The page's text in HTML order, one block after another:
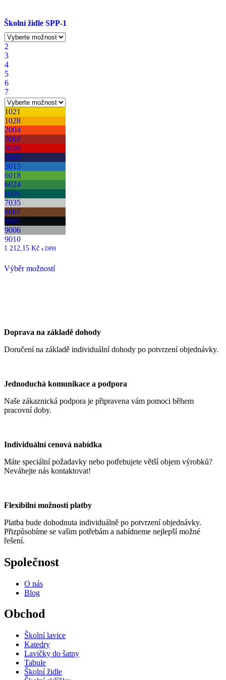
Školní židle SPP-1
2
3
4
5
6
7
1021
1028
2004
3002
3020
5002
5015
6018
6024
6026
7035
8007
9005
9006
9010
1 212,15 Kč s DPH
Výběr možností
na
produktu
Doprava na základě dohody
Doručení na základě individuální dohody po potvrzení objednávky.
Jednoduchá komunikace a podpora
Naše zákaznická podpora je připravena vám pomoci během
pracovní doby.
Individuální cenová nabídka
Máte speciální požadavky nebo potřebujete větší objem výrobků?
Neváhejte nás kontaktovat!
Flexibilní možnosti platby
Platba bude dohodnuta individuálně po potvrzení objednávky.
Přizpůsobíme se vašim potřebám a nabídneme nejlepší možné
řešení.
Společnost
O nás
Blog
Obchod
Školní lavice
Katedry
Lavičky do šatny
Tabule
Školní židle